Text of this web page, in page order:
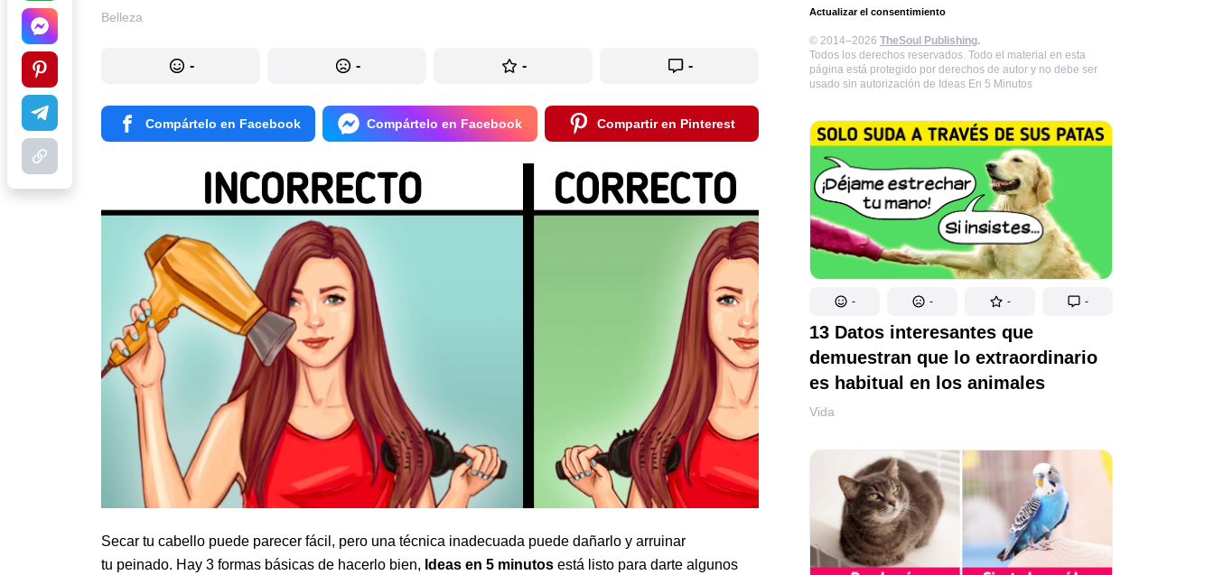
Actualizar el consentimiento
© 2014–2026 TheSoul Publishing.
Todos los derechos reservados. Todo el material en esta
página está protegido por derechos de autor y no debe ser
usado sin autorización de Ideas En 5 Minutos
- - - -
13 Datos interesantes que
demuestran que lo extraordinario
es habitual en los animales
Vida
Belleza
- - - -
Compártelo en Facebook Compártelo en Facebook Compartir en Pinterest
Secar tu cabello puede parecer fácil, pero una técnica inadecuada puede dañarlo y arruinar
tu peinado. Hay 3 formas básicas de hacerlo bien, Ideas en 5 minutos está listo para darte algunos